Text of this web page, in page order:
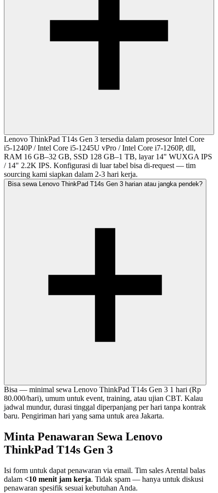
Lenovo ThinkPad T14s Gen 3 tersedia dalam prosesor Intel Core
i5-1240P / Intel Core i5-1245U vPro / Intel Core i7-1260P, dll,
RAM 16 GB–32 GB, SSD 128 GB–1 TB, layar 14" WUXGA IPS
/ 14" 2.2K IPS. Konfigurasi di luar tabel bisa di-request — tim
sourcing kami siapkan dalam 2-3 hari kerja.
Bisa sewa Lenovo ThinkPad T14s Gen 3 harian atau jangka pendek?
Bisa — minimal sewa Lenovo ThinkPad T14s Gen 3 1 hari (Rp
80.000/hari), umum untuk event, training, atau ujian CBT. Kalau
jadwal mundur, durasi tinggal diperpanjang per hari tanpa kontrak
baru. Pengiriman hari yang sama untuk area Jakarta.
Minta Penawaran Sewa Lenovo
ThinkPad T14s Gen 3
Isi form untuk dapat penawaran via email. Tim sales Arental balas
dalam <10 menit jam kerja. Tidak spam — hanya untuk diskusi
penawaran spesifik sesuai kebutuhan Anda.